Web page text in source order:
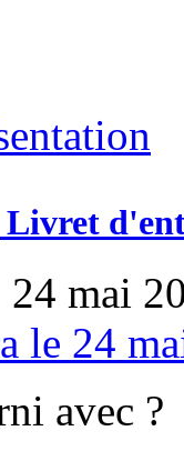
24 mai
le 24
avec ?